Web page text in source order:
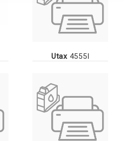
Utax4555I